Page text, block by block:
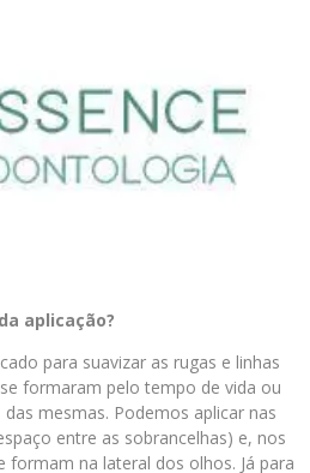
aplicação?
para suavizar as rugas e linhas
formaram pelo tempo de vida ou
mesmas. Podemos aplicar nas
entre as sobrancelhas) e, nos
formam na lateral dos olhos. Já para